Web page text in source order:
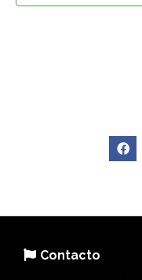
Contacto